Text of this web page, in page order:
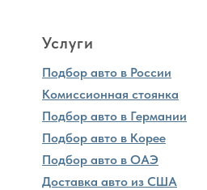
Услуги
Подбор авто в России
Комиссионная стоянка
Подбор авто в Германии
Подбор авто в Корее
Подбор авто в ОАЭ
Доставка авто из США